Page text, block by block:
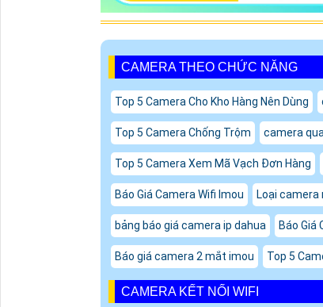
CAMERA THEO CHỨC NĂNG
Top 5 Camera Cho Kho Hàng Nên Dùng
Top 5 Camera Chống Trộm camera
Top 5 Camera Xem Mã Vạch Đơn Hàng
Báo Giá Camera Wifi Imou Loại
bảng báo giá camera ip dahua Báo Giá
Báo giá camera 2 mắt imou Top 5
CAMERA KẾT NỐI WIFI